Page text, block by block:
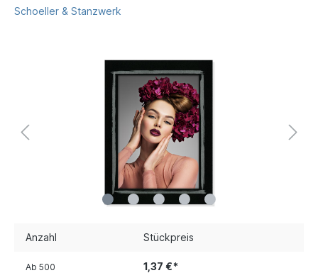
Schoeller & Stanzwerk
Anzahl Stückpreis
Ab 500 1,37 €*